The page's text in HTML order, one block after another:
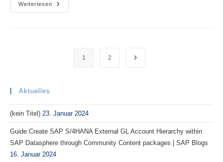
Weiterlesen
Hello
World:
1 2 Gehe zur nächsten Seite
Aktuelles
(kein Titel) 23. Januar 2024
Guide:Create SAP S/4HANA External GL Account Hierarchy within
SAP Datasphere through Community Content packages | SAP Blogs
16. Januar 2024